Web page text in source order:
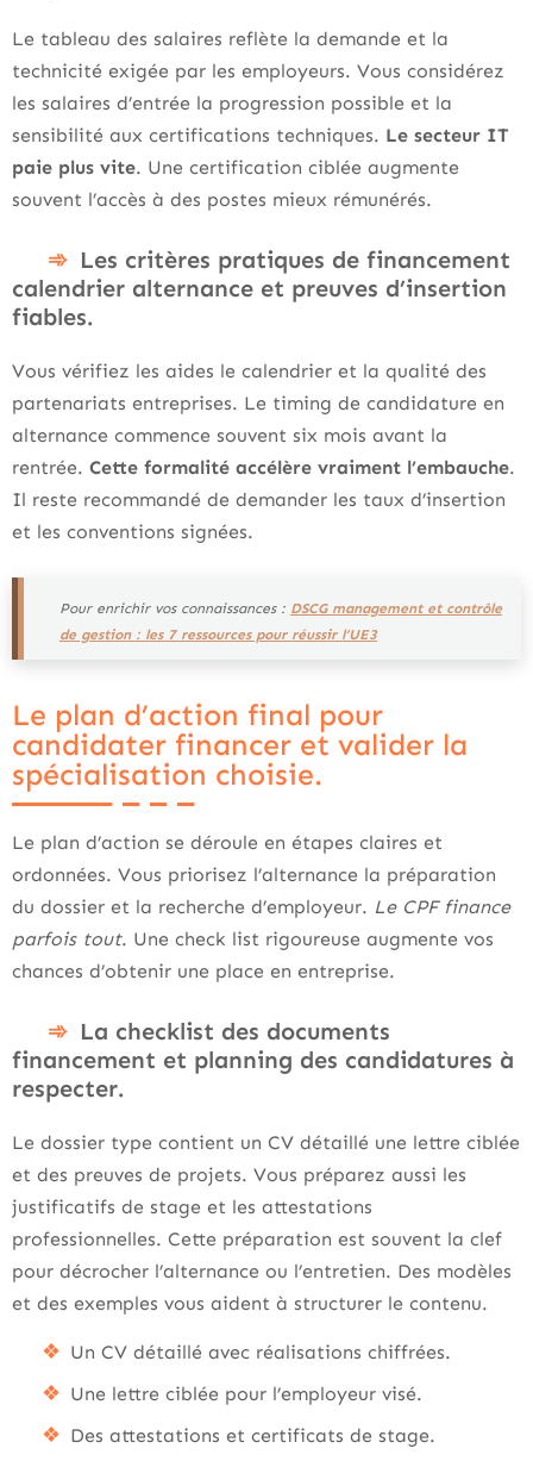
Le tableau des salaires reflète la demande et la
technicité exigée par les employeurs. Vous considérez
les salaires d’entrée la progression possible et la
sensibilité aux certifications techniques. Le secteur IT
paie plus vite. Une certification ciblée augmente
souvent l’accès à des postes mieux rémunérés.
Les critères pratiques de financement
calendrier alternance et preuves d’insertion
fiables.
Vous vérifiez les aides le calendrier et la qualité des
partenariats entreprises. Le timing de candidature en
alternance commence souvent six mois avant la
rentrée. Cette formalité accélère vraiment l’embauche.
Il reste recommandé de demander les taux d’insertion
et les conventions signées.
Pour enrichir vos connaissances : DSCG management et contrôle
de gestion : les 7 ressources pour réussir l’UE3
Le plan d’action final pour
candidater financer et valider la
spécialisation choisie.
Le plan d’action se déroule en étapes claires et
ordonnées. Vous priorisez l’alternance la préparation
du dossier et la recherche d’employeur. Le CPF finance
parfois tout. Une check list rigoureuse augmente vos
chances d’obtenir une place en entreprise.
La checklist des documents
financement et planning des candidatures à
respecter.
Le dossier type contient un CV détaillé une lettre ciblée
et des preuves de projets. Vous préparez aussi les
justificatifs de stage et les attestations
professionnelles. Cette préparation est souvent la clef
pour décrocher l’alternance ou l’entretien. Des modèles
et des exemples vous aident à structurer le contenu.
Un CV détaillé avec réalisations chiffrées.
Une lettre ciblée pour l’employeur visé.
Des attestations et certificats de stage.